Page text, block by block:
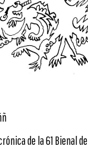
de la 61 Bienal